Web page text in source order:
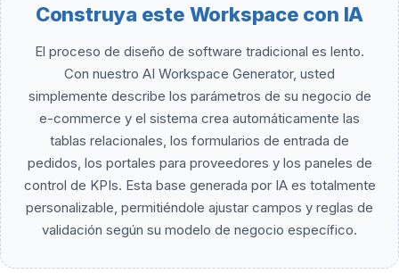
Construya este Workspace con IA
El proceso de diseño de software tradicional es lento.
Con nuestro AI Workspace Generator, usted
simplemente describe los parámetros de su negocio de
e-commerce y el sistema crea automáticamente las
tablas relacionales, los formularios de entrada de
pedidos, los portales para proveedores y los paneles de
control de KPIs. Esta base generada por IA es totalmente
personalizable, permitiéndole ajustar campos y reglas de
validación según su modelo de negocio específico.